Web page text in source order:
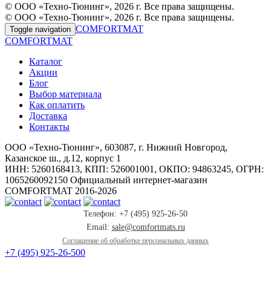
© ООО «Техно-Тюнинг», 2026 г. Все права защищены.
© ООО «Техно-Тюнинг», 2026 г. Все права защищены.
Toggle navigation COMFORTMAT
COMFORTMAT
Каталог
Акции
Блог
Выбор материала
Как оплатить
Доставка
Контакты
ООО «Техно-Тюнинг», 603087, г. Нижний Новгород,
Казанское ш., д.12, корпус 1
ИНН: 5260168413, КПП: 526001001, ОКПО: 94863245, ОГРН:
1065260092150 Официальный интернет-магазин
COMFORTMAT 2016-2026
Телефон: +7 (495) 925-26-50
Email: sale@comfortmats.ru
Соглашение об обработке персональных данных
+7 (495) 925-26-500